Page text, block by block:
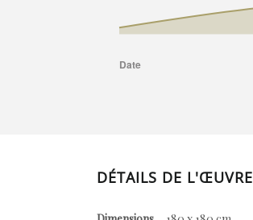
DÉTAILS DE L'ŒUVRE